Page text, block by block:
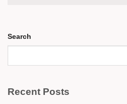
Search
Recent Posts